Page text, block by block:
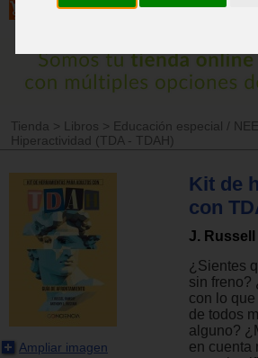
Tienda > Libros > Educación especial / NEE
Hiperactividad (TDA - TDAH)
Ampliar imagen
Kit de
con
J.
¿Sientes
sin freno?
con lo
de todos
alguno?
en cuenta